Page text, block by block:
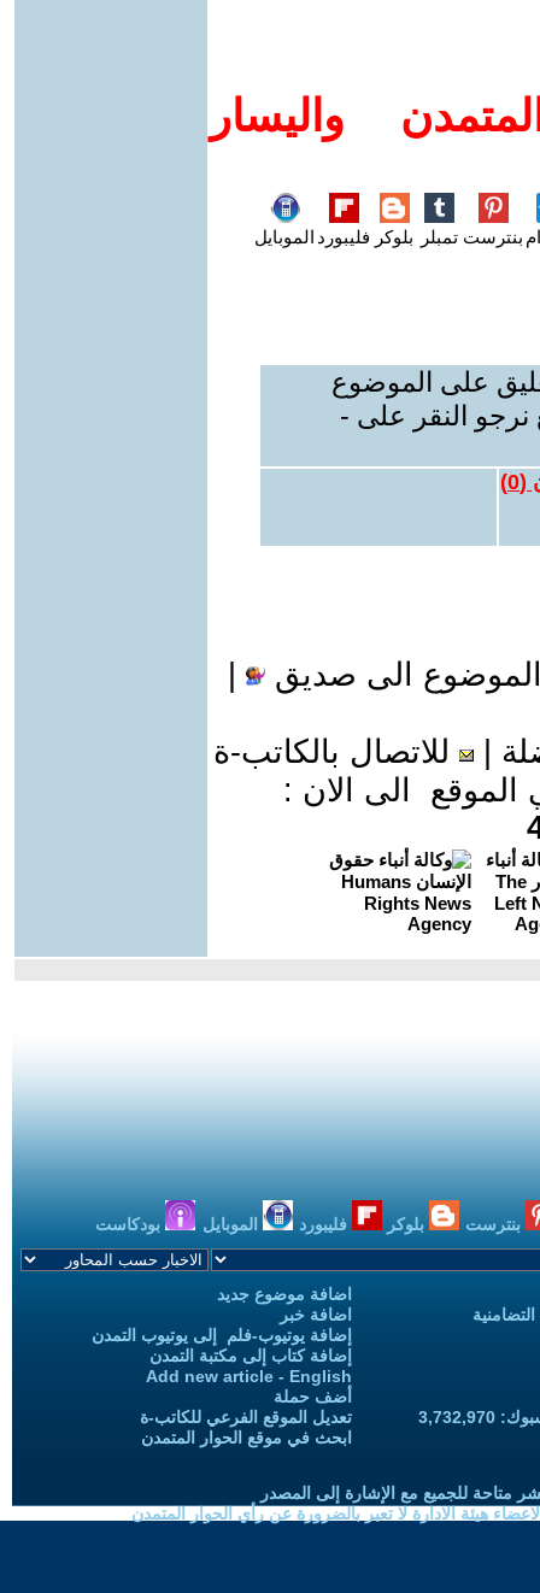
واليسار
بنترست تمبلر بلوكر فليبورد الموبايل
على الموضوع
نرجو النقر على -
(
0
)
الى صديق
للاتصال بالكاتب-ة
الى الان :
بنترست بلوكر فليبورد الموبايل بودكاست
اضافة موضوع جديد
اضافة خبر
إضافة يوتيوب-فلم إلى يوتيوب التمدن
إضافة كتاب إلى مكتبة التمدن
Add new article - English
أضف حملة
تعديل الموقع الفرعي للكاتب-ة
ابحث في موقع الحوار المتمدن
متاحة للجميع مع الإشارة إلى المصدر
هيئة الادارة لا تعبر بالضرورة عن رأي الحوار المتمدن